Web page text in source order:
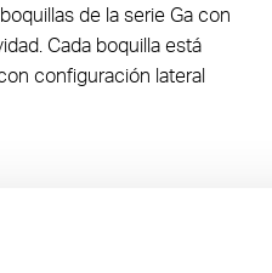
de la serie Ga con
Cada boquilla está
configuración lateral